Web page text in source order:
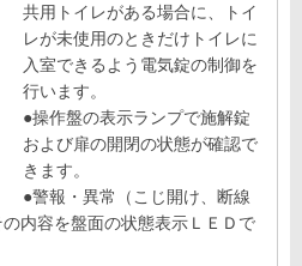
共用トイレがある場合に、トイ
レが未使用のときだけトイレに
入室できるよう電気錠の制御を
行います。
●操作盤の表示ランプで施解錠
および扉の開閉の状態が確認で
きます。
●警報・異常（こじ開け、断線
内容を盤面の状態表示ＬＥＤで